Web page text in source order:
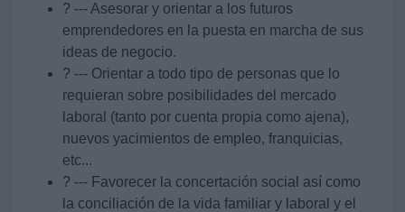
? --- Asesorar y orientar a los futuros
emprendedores en la puesta en marcha de sus
ideas de negocio.
? --- Orientar a todo tipo de personas que lo
requieran sobre posibilidades del mercado
laboral (tanto por cuenta propia como ajena),
nuevos yacimientos de empleo, franquicias,
etc...
? --- Favorecer la concertación social así como
la conciliación de la vida familiar y laboral y el